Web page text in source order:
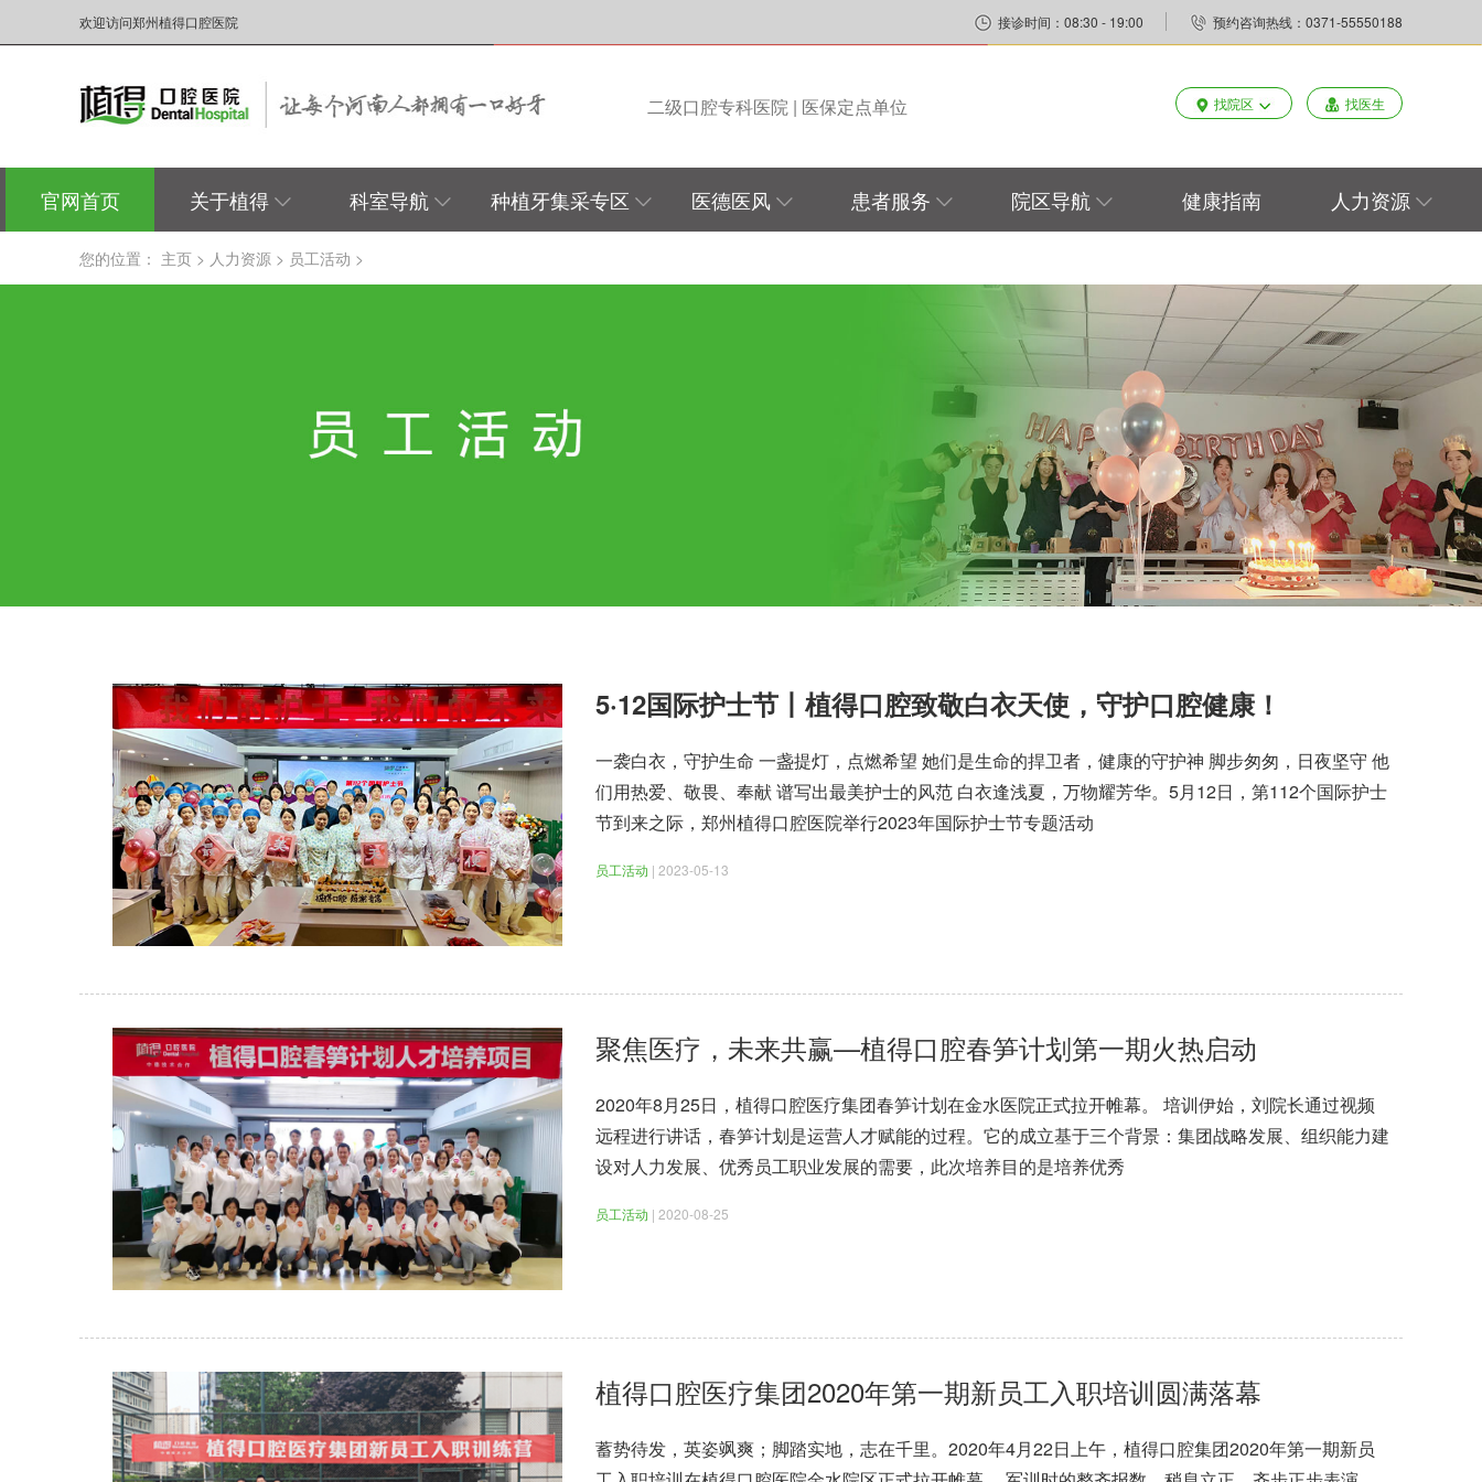
欢迎访问郑州植得口腔医院 预约咨询热线：0371-55550188
接诊时间：08:30 - 19:00
二级口腔专科医院 | 医保定点单位 找院区 找医生
官网首页 关于植得 科室导航 种植牙集采专区 医德医风 患者服务 院区导航 健康指南 人力资源
您的位置： 主页 > 人力资源 > 员工活动 >
5·12国际护士节丨植得口腔致敬白衣天使，守护口腔健康！
一袭白衣，守护生命 一盏提灯，点燃希望 她们是生命的捍卫者，健康的守护神 脚步匆匆，日夜坚守 他
们用热爱、敬畏、奉献 谱写出最美护士的风范 白衣逢浅夏，万物耀芳华。5月12日，第112个国际护士
节到来之际，郑州植得口腔医院举行2023年国际护士节专题活动
员工活动 | 2023-05-13
聚焦医疗，未来共赢—植得口腔春笋计划第一期火热启动
2020年8月25日，植得口腔医疗集团春笋计划在金水医院正式拉开帷幕。 培训伊始，刘院长通过视频
远程进行讲话，春笋计划是运营人才赋能的过程。它的成立基于三个背景：集团战略发展、组织能力建
设对人力发展、优秀员工职业发展的需要，此次培养目的是培养优秀
员工活动 | 2020-08-25
植得口腔医疗集团2020年第一期新员工入职培训圆满落幕
蓄势待发，英姿飒爽；脚踏实地，志在千里。2020年4月22日上午，植得口腔集团2020年第一期新员